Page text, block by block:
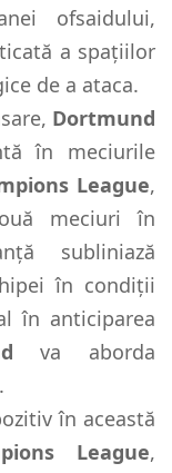
ofsaidului,
a spațiilor
de a ataca.
Dortmund
în meciurile
League,
meciuri în
subliniază
în condiții
în anticiparea
va aborda
.
în această
League,